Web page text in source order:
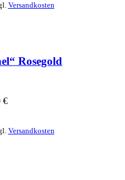
Versandkosten
Rosegold
€
Versandkosten